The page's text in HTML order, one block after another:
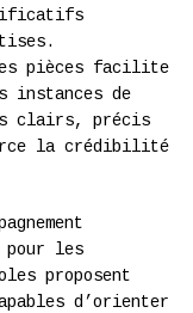
pièces facilite
instances de
clairs, précis
la crédibilité
pour les
proposent
d’orienter